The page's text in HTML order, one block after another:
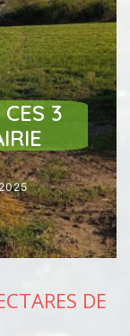
VIDÉOS
3
DE